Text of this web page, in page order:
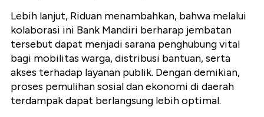
Lebih lanjut, Riduan menambahkan, bahwa melalui
kolaborasi ini Bank Mandiri berharap jembatan
tersebut dapat menjadi sarana penghubung vital
bagi mobilitas warga, distribusi bantuan, serta
akses terhadap layanan publik. Dengan demikian,
proses pemulihan sosial dan ekonomi di daerah
terdampak dapat berlangsung lebih optimal.